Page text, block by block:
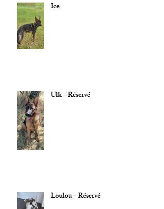
Ice
Ulk - Réservé
Loulou - Réservé